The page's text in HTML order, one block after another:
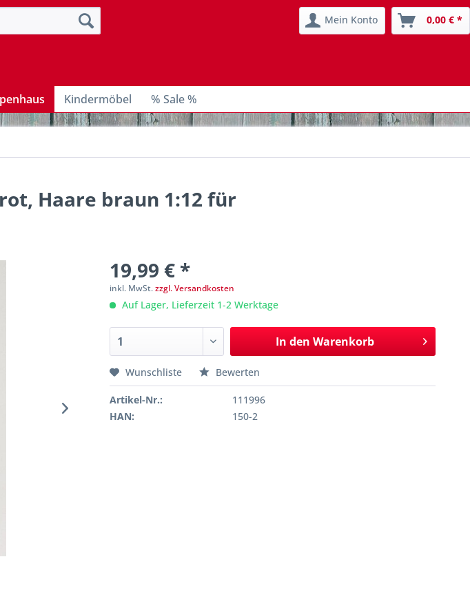
Mein Konto 0,00 € *
Kindermöbel % Sale %
Haare braun 1:12 für
19,99 € *
inkl. MwSt.zzgl. Versandkosten
Auf Lager, Lieferzeit 1-2 Werktage
In den Warenkorb
Wunschliste Bewerten
Artikel-Nr.:
111996
HAN:
150-2